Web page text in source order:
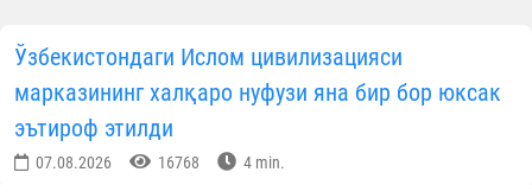
Ўзбекистондаги Ислом цивилизацияси
марказининг халқаро нуфузи яна бир бор юксак
эътироф этилди
07.08.2026 16768 4 min.